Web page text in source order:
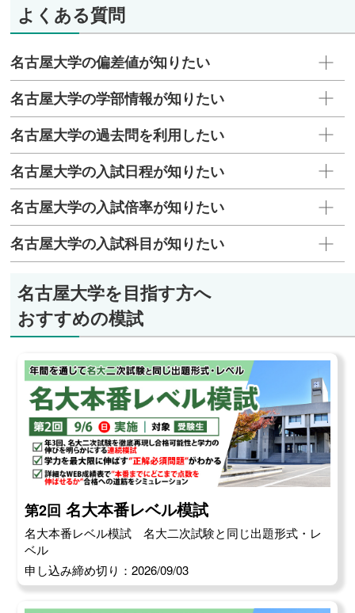
よくある質問
名古屋大学の偏差値が知りたい
名古屋大学の学部情報が知りたい
名古屋大学の過去問を利用したい
名古屋大学の入試日程が知りたい
名古屋大学の入試倍率が知りたい
名古屋大学の入試科目が知りたい
名古屋大学を目指す方へ
おすすめの模試
第2回 名大本番レベル模試
名大本番レベル模試 名大二次試験と同じ出題形式・レ
ベル
申し込み締め切り：2026/09/03